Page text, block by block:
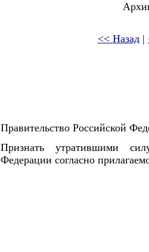
<< Назад |
Правительство Российской
Признать утратившими
Федерации согласно